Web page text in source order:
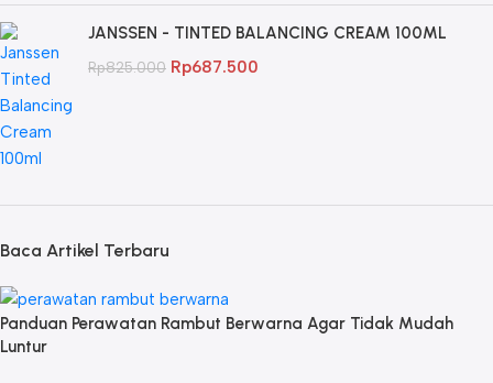
JANSSEN - TINTED BALANCING CREAM 100ML
Rp825.000 Rp687.500
Baca Artikel Terbaru
Panduan Perawatan Rambut Berwarna Agar Tidak Mudah
Luntur